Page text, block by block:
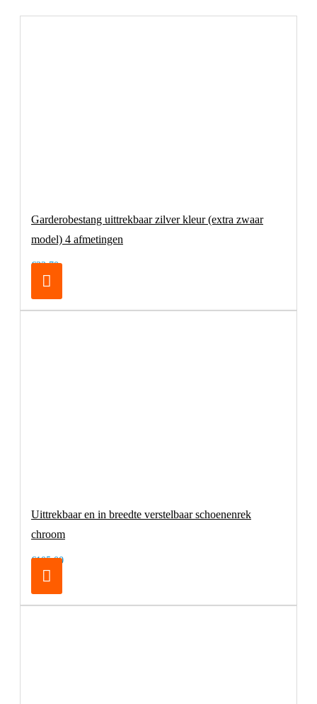
Garderobestang uittrekbaar zilver kleur (extra zwaar
model) 4 afmetingen
€32,70
Uittrekbaar en in breedte verstelbaar schoenenrek
chroom
€105,00